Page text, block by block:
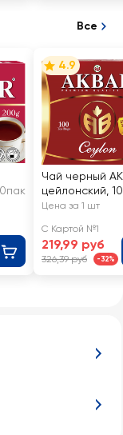
Все
4.9
Чай черный
цейлонский,
Цена за 1 шт
С Картой №1
219,99 руб
326,39 руб -32%